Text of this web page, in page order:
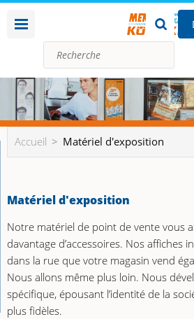
Accueil Matériel d'exposition
Matériel d'exposition
Notre matériel de point de vente vous
davantage d’accessoires. Nos affiches
dans la rue que votre magasin vend
Nous allons même plus loin. Nous
spécifique, épousant l’identité de la
plus fidèles.